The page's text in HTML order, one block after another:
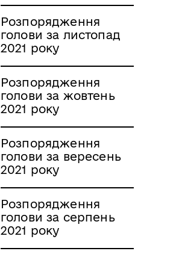
Розпорядження
голови за листопад
2021 року
Розпорядження
голови за жовтень
2021 року
Розпорядження
голови за вересень
2021 року
Розпорядження
голови за серпень
2021 року